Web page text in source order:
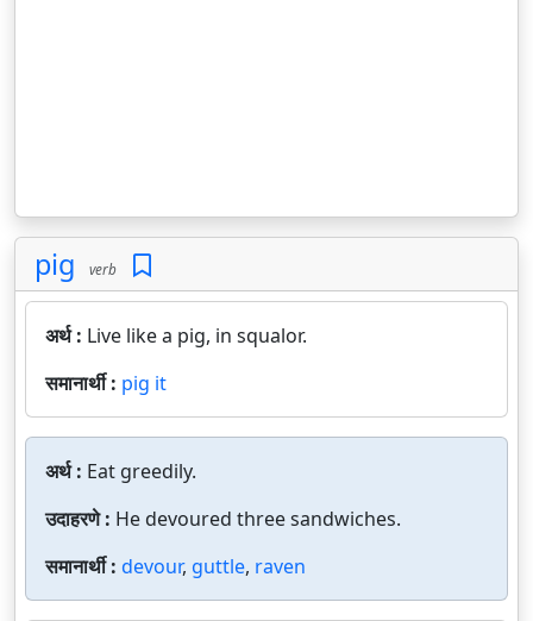
pig verb
अर्थ : Live like a pig, in squalor.
समानार्थी : pig it
अर्थ : Eat greedily.
उदाहरणे : He devoured three sandwiches.
समानार्थी : devour, guttle, raven